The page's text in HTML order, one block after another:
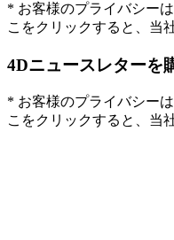
* お客様のプライバシー
こをクリックすると、当
4Dニュースレターを
* お客様のプライバシー
こをクリックすると、当